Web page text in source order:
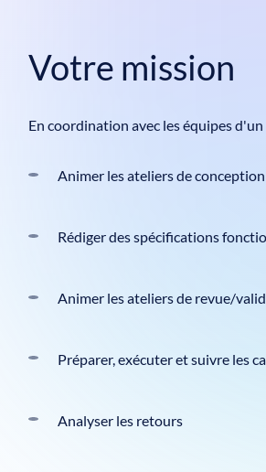
Votre mission
En coordination avec les équipes
Animer les ateliers de
Rédiger des spécifications
Animer les ateliers de revue/
Préparer, exécuter et suivre les
Analyser les retours